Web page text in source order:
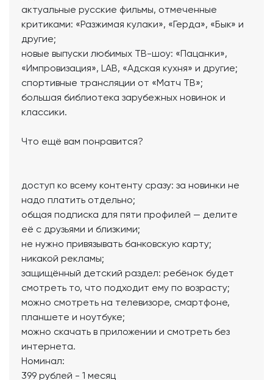
актуальные русские фильмы, отмеченные
критиками: «Разжимая кулаки», «Герда», «Бык» и
другие;
новые выпуски любимых ТВ-шоу: «Пацанки»,
«Импровизация», LAB, «Адская кухня» и другие;
спортивные трансляции от «Матч ТВ»;
большая библиотека зарубежных новинок и
классики.
Что ещё вам понравится?
доступ ко всему контенту сразу: за новинки не
надо платить отдельно;
общая подписка для пяти профилей — делите
её с друзьями и близкими;
не нужно привязывать банковскую карту;
никакой рекламы;
защищённый детский раздел: ребёнок будет
смотреть то, что подходит ему по возрасту;
можно смотреть на телевизоре, смартфоне,
планшете и ноутбуке;
можно скачать в приложении и смотреть без
интернета.
Номинал:
399 рублей - 1 месяц